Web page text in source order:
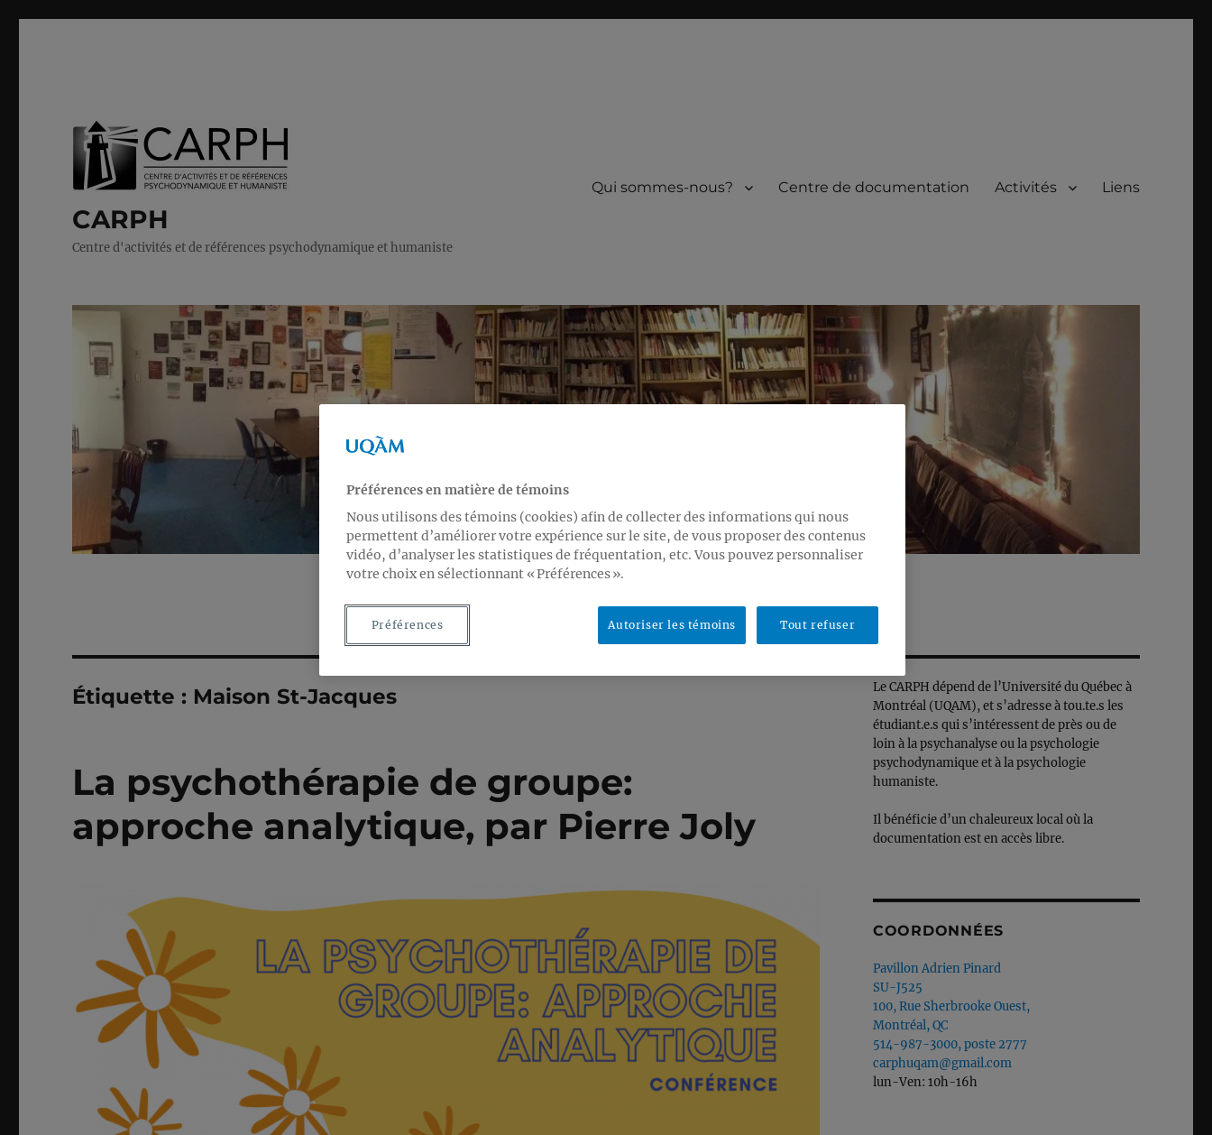
CARPH
Centre d'activités et de références psychodynamique et humaniste
Qui sommes-nous? Centre de documentation Activités Liens
Étiquette : Maison St-Jacques
La psychothérapie de groupe:
approche analytique, par Pierre Joly
Le CARPH dépend de l’Université du Québec à
Montréal (UQAM), et s’adresse à tou.te.s les
étudiant.e.s qui s’intéressent de près ou de
loin à la psychanalyse ou la psychologie
psychodynamique et à la psychologie
humaniste.
Il bénéficie d’un chaleureux local où la
documentation est en accès libre.
COORDONNÉES
Pavillon Adrien Pinard
SU-J525
100, Rue Sherbrooke Ouest,
Montréal, QC
514-987-3000, poste 2777
carphuqam@gmail.com
lun-Ven: 10h-16h
Préférences en matière de témoins
Nous utilisons des témoins (cookies) afin de collecter des informations qui nous
permettent d’améliorer votre expérience sur le site, de vous proposer des contenus
vidéo, d’analyser les statistiques de fréquentation, etc. Vous pouvez personnaliser
votre choix en sélectionnant « Préférences ».
Tout refuser
Autoriser les témoins
Préférences